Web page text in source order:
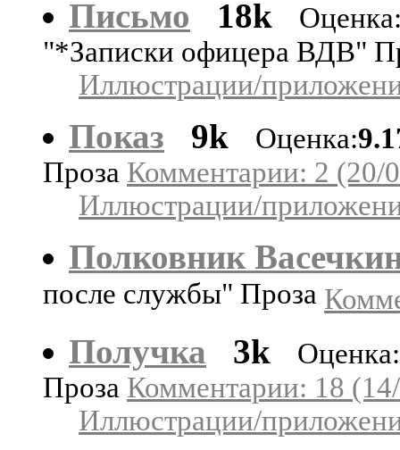
Письмо 18k
"*Записки офицера ВДВ"
Иллюстрации/
Показ 9k Оценка:
Проза Комментарии: 2 (20/
Иллюстрации/
Полковник
после службы" Проза
Получка 3k
Оценка:
Проза Комментарии: 18
Иллюстрации/